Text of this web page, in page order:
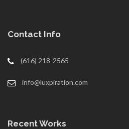
Contact Info
(616) 218-2565
info@luxpiration.com
Recent Works